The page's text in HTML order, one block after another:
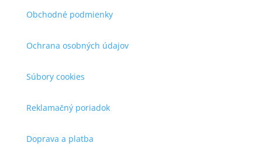
Obchodné podmienky
Ochrana osobných údajov
Súbory cookies
Reklamačný poriadok
Doprava a platba